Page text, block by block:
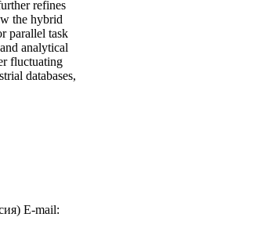
refines
the hybrid
parallel task
analytical
fluctuating
databases,
E-mail: